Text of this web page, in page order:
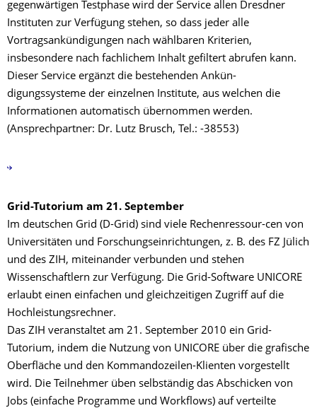
gegenwärtigen Testphase wird der Service allen Dresdner
Instituten zur Verfügung stehen, so dass jeder alle
Vortragsankündigungen nach wählbaren Kriterien,
insbesondere nach fachlichem Inhalt gefiltert abrufen kann.
Dieser Service ergänzt die bestehenden Ankün-
digungssysteme der einzelnen Institute, aus welchen die
Informationen automatisch übernommen werden.
(Ansprechpartner: Dr. Lutz Brusch, Tel.: -38553)
Grid-Tutorium am 21. September
Im deutschen Grid (D-Grid) sind viele Rechenressour-cen von
Universitäten und Forschungseinrichtungen, z. B. des FZ Jülich
und des ZIH, miteinander verbunden und stehen
Wissenschaftlern zur Verfügung. Die Grid-Software UNICORE
erlaubt einen einfachen und gleichzeitigen Zugriff auf die
Hochleistungsrechner.
Das ZIH veranstaltet am 21. September 2010 ein Grid-
Tutorium, indem die Nutzung von UNICORE über die grafische
Oberfläche und den Kommandozeilen-Klienten vorgestellt
wird. Die Teilnehmer üben selbständig das Abschicken von
Jobs (einfache Programme und Workflows) auf verteilte